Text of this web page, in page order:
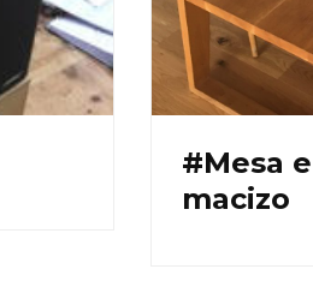
#Mesa
macizo